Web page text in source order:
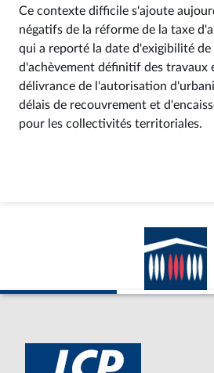
Ce contexte difficile s'ajoute
négatifs de la réforme de la taxe
qui a reporté la date d'exigibilité de
d'achèvement définitif des travaux
délivrance de l'autorisation
délais de recouvrement et
pour les collectivités territoriales.